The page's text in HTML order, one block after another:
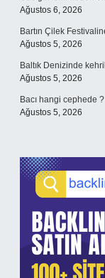
Ağustos 6, 2026
Bartın Çilek
Ağustos 5, 2026
Baltık Denizinde
Ağustos 5, 2026
Bacı hangi cephede ?
Ağustos 5, 2026